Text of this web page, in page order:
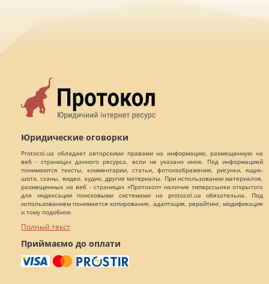
Юридические оговорки
Protocol.ua обладает авторскими правами на информацию, размещенную на
веб - страницах данного ресурса, если не указано иное. Под информацией
понимаются тексты, комментарии, статьи, фотоизображения, рисунки, ящик-
шота, сканы, видео, аудио, другие материалы. При использовании материалов,
размещенных на веб - страницах «Протокол» наличие гиперссылки открытого
для индексации поисковыми системами на protocol.ua обязательна. Под
использованием понимается копирования, адаптация, рерайтинг, модификация
и тому подобное.
Полный текст
Приймаємо до оплати